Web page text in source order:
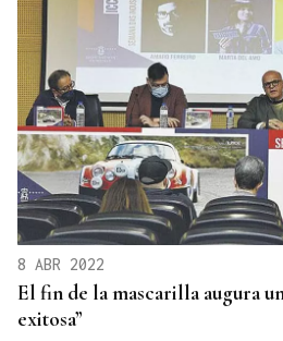
8 ABR 2022
El fin de la mascarilla augura
exitosa”